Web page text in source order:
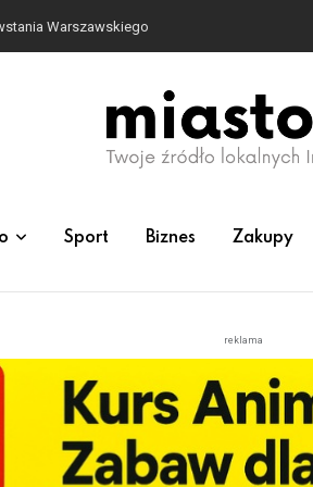
Warszawskiego
Sport Biznes Zakupy
reklama